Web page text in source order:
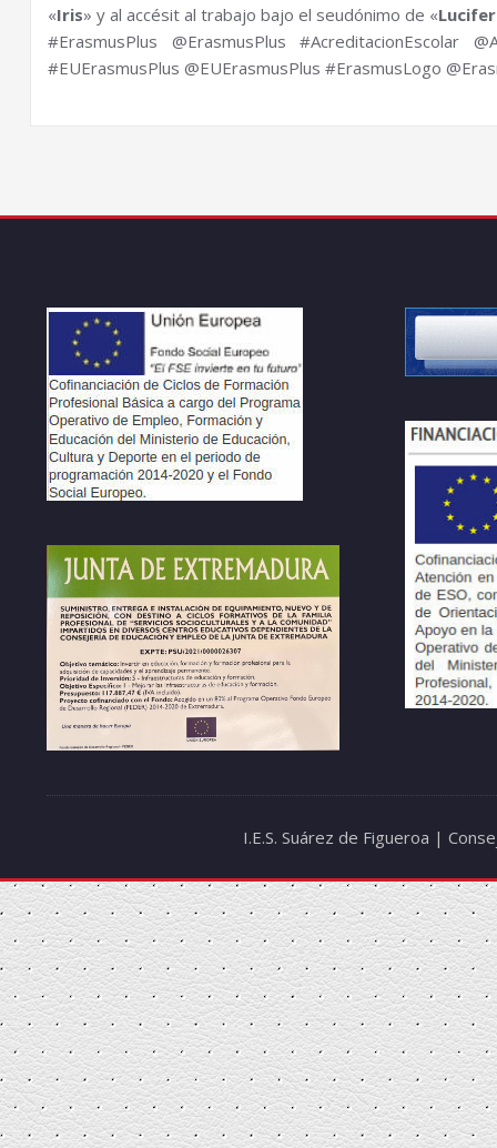
«Iris» y al accésit al trabajo bajo el seudónimo de «Lucifer
#ErasmusPlus @ErasmusPlus #AcreditacionEscolar
#EUErasmusPlus @EUErasmusPlus #ErasmusLogo
I.E.S. Suárez de Figueroa |